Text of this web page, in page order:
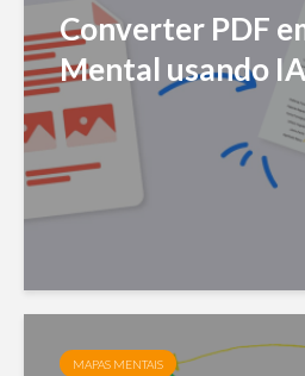
Converter PDF
Mental usando IA
MAPAS MENTAIS